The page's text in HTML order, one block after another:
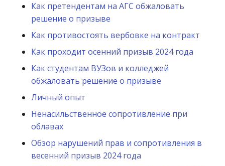
Как претендентам на АГС обжаловать
решение о призыве
Как противостоять вербовке на контракт
Как проходит осенний призыв 2024 года
Как студентам ВУЗов и колледжей
обжаловать решение о призыве
Личный опыт
Ненасильственное сопротивление при
облавах
Обзор нарушений прав и сопротивления в
весенний призыв 2024 года